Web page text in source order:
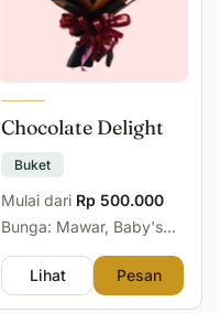
Chocolate Delight
Buket
Mulai dari Rp 500.000
Bunga: Mawar, Baby's
Lihat
Pesan